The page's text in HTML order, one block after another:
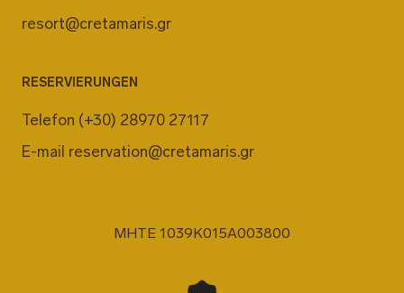
resort@cretamaris.gr
RESERVIERUNGEN
Telefon (+30) 28970 27117
E-mail reservation@cretamaris.gr
MHTE 1039K015A003800